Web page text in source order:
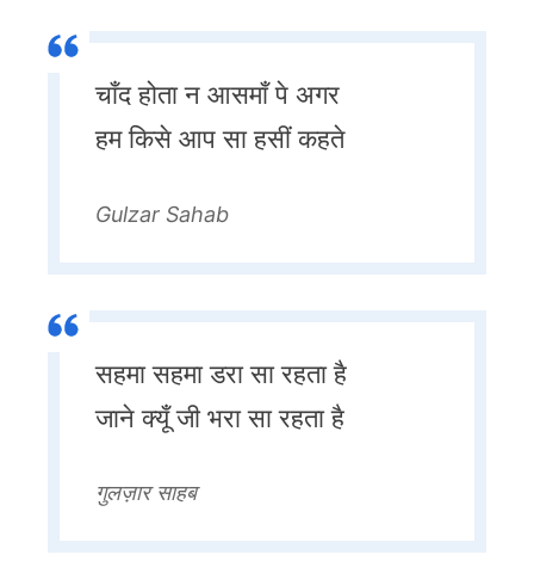
चाँद होता न आसमाँ पे अगर
हम किसे आप सा हसीं कहते
Gulzar Sahab
सहमा सहमा डरा सा रहता है
जाने क्यूँ जी भरा सा रहता है
गुलज़ार साहब